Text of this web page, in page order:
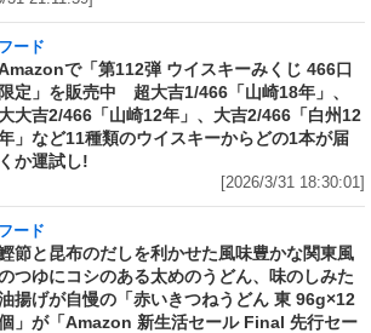
フード
で「第112弾 ウイスキーみくじ 466口
限定」を販売中 超大吉1/466「山崎18年」、
大大吉2/466「山崎12年」、大吉2/466「白州12
」など11種類のウイスキーからどの1本が届
くか運試し!
[2026/3/31 18:30:01]
フード
節と昆布のだしを利かせた風味豊かな関東風
つゆにコシのある太めのうどん、味のしみた
揚げが自慢の「赤いきつねうどん 東 96g×12
」が「Amazon 新生活セール Final 先行セー